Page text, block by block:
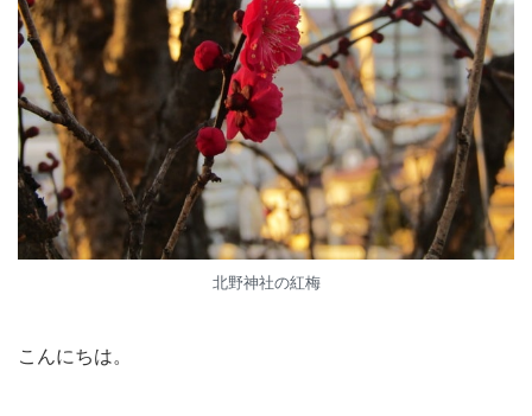
北野神社の紅梅
こんにちは。